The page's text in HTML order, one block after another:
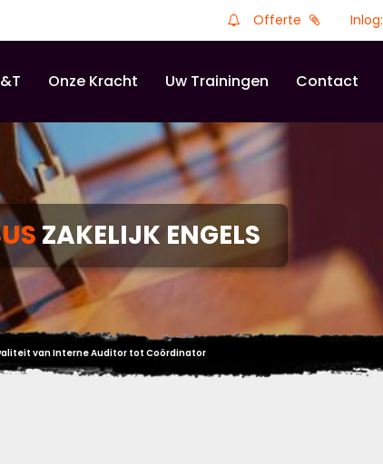
Offerte Inlog:
Onze Kracht Uw Trainingen Contact
ZAKELIJK ENGELS
van Interne Auditor tot Coördinator